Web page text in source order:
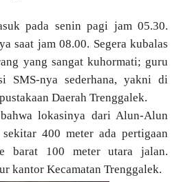
pada senin pagi jam 05.30.
saat jam 08.00. Segera kubalas
yang sangat kuhormati; guru
SMS-nya sederhana, yakni di
Daerah Trenggalek.
lokasinya dari Alun-Alun
400 meter ada pertigaan
barat 100 meter utara jalan.
kantor Kecamatan Trenggalek.